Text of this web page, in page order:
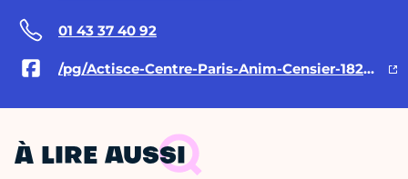
01 43 37 40 92
/pg/Actisce-Centre-Paris-Anim-Censier-182530205117234/posts/
À LIRE AUSSI